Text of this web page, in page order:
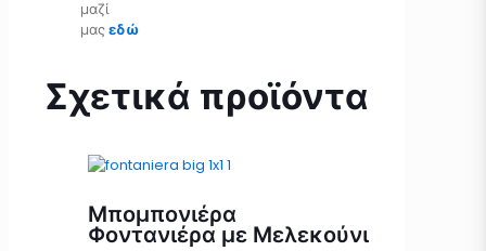
μαζί
μαςεδώ
Σχετικά προϊόντα
Μπομπονιέρα
Φοντανιέρα με Μελεκούνι